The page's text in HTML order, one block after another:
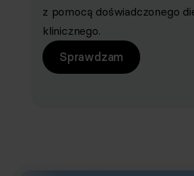
z pomocą doświadczonego
klinicznego.
Sprawdzam